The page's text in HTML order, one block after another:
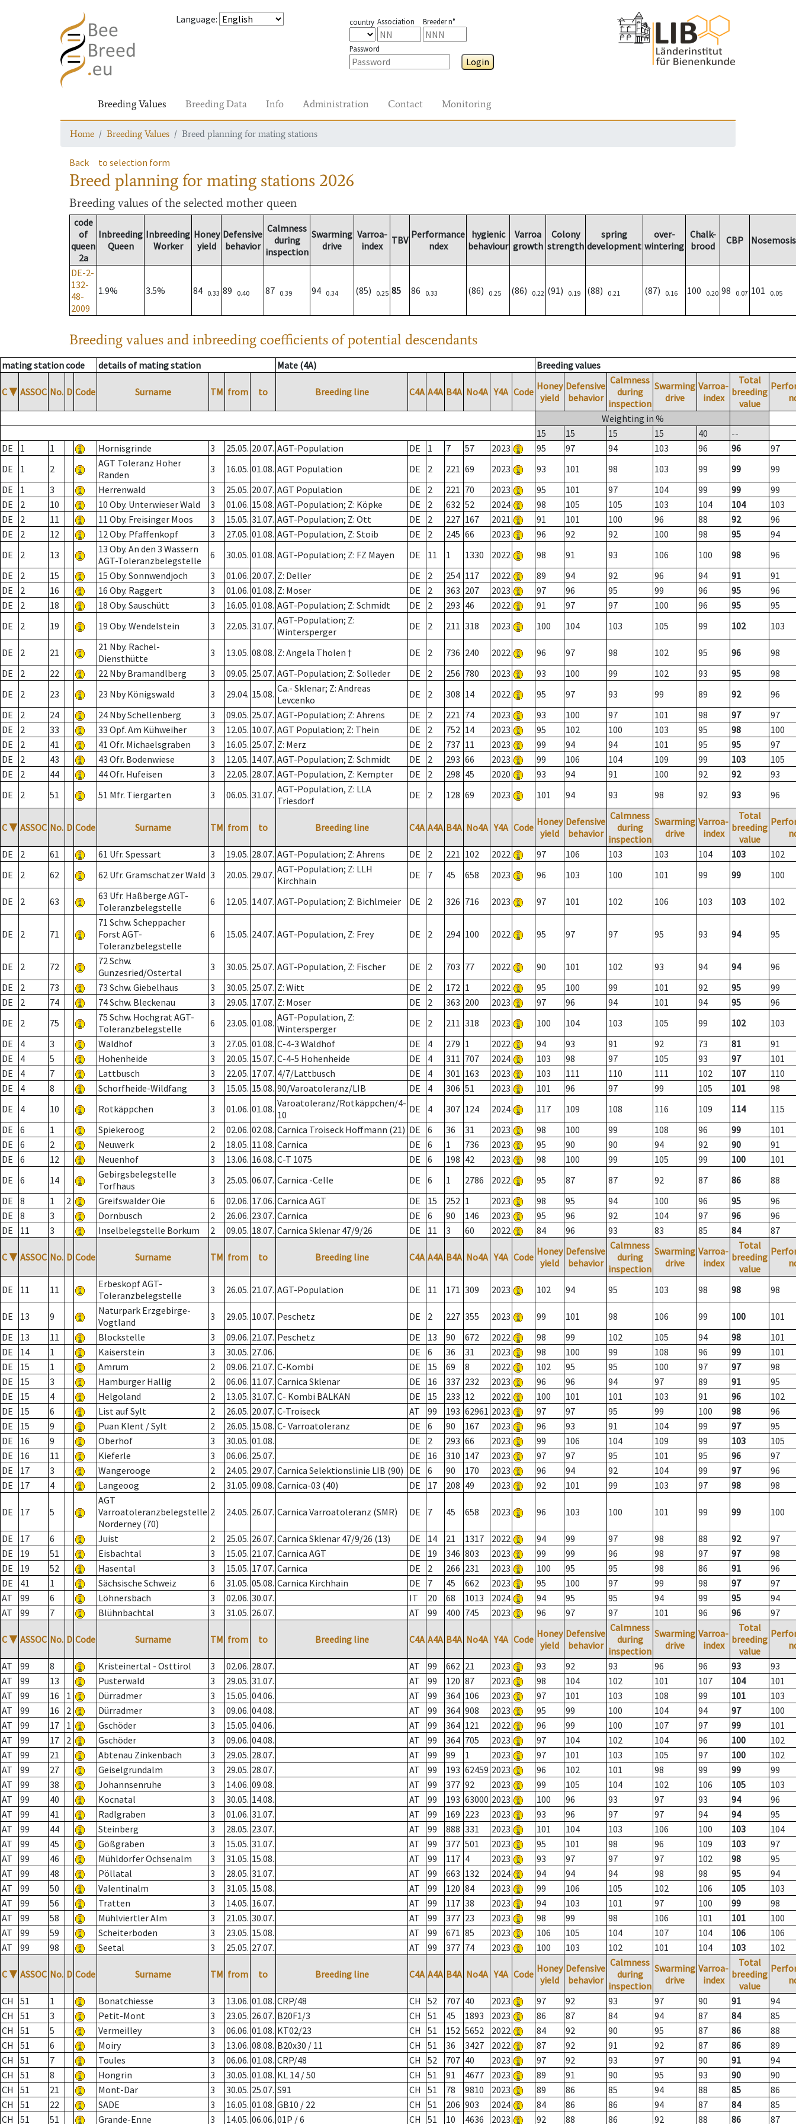
Language: country Association Breeder n°
Password
Login
Breeding Values Breeding Data Info Administration Contact Monitoring
Home Breeding Values Breed planning for mating stations
Back to selection form
Breed planning for mating stations 2026
Breeding values of the selected mother queen
code
of
queen
2a
Inbreeding
Queen
Inbreeding
Worker
Honey
yield
Defensive
behavior
Calmness
during
inspection
Swarming
drive
Varroa-
index
TBV Performance
ndex
hygienic
behaviour
Varroa
growth
Colony
strength
spring
development
over-
wintering
Chalk-
brood
CBP Nosemosis
DE-2-
132-
48-
2009
1.9% 3.5% 84 0.33 89 0.40 87 0.39 94 0.34 (85) 0.25 85 86 0.33 (86) 0.25 (86) 0.22 (91) 0.19 (88) 0.21 (87) 0.16 100 0.20 98 0.07 101 0.05
Breeding values and inbreeding coefficients of potential descendants
mating station code details of mating station Mate (4A) Breeding values
C ▼ ASSOC No. D Code Surname TM from to Breeding line C4A A4A B4A No4A Y4A Code Honey
yield
Defensive
behavior
Calmness
during
inspection
Swarming
drive
Varroa-
index
Total
breeding
value
Weighting in %
15
15 15 15 40
--
DE
1 1 Hornisgrinde 3 25.05. 20.07. AGT-Population DE 1 7 57 2023 95 97 94 103 96 96
97
DE
1 2
AGT Toleranz Hoher
Randen
3 16.05. 01.08. AGT Population DE 2 221 69 2023 93 101 98 103 99 99
99
DE
1 3 Herrenwald 3 25.05. 20.07. AGT Population DE 2 221 70 2023 95 101 97 104 99 99
99
DE
2 10 10 Oby. Unterwieser Wald 3 01.06. 15.08. AGT-Population; Z: Köpke DE 2 632 52 2024 98 105 105 103 104 104
103
DE
2 11 11 Oby. Freisinger Moos 3 15.05. 31.07. AGT-Population; Z: Ott DE 2 227 167 2021 91 101 100 96 88 92
96
DE
2 12 12 Oby. Pfaffenkopf 3 27.05. 01.08. AGT-Population, Z: Stoib DE 2 245 66 2023 96 92 92 100 98 95
94
DE
2 13
13 Oby. An den 3 Wassern
AGT-Toleranzbelegstelle
6 30.05. 01.08. AGT-Population; Z: FZ Mayen DE 11 1 1330 2022 98 91 93 106 100 98
96
DE
2 15 15 Oby. Sonnwendjoch 3 01.06. 20.07. Z: Deller DE 2 254 117 2022 89 94 92 96 94 91
91
DE
2 16 16 Oby. Raggert 3 01.06. 01.08. Z: Moser DE 2 363 207 2023 97 96 95 99 96 95
96
DE
2 18 18 Oby. Sauschütt 3 16.05. 01.08. AGT-Population; Z: Schmidt DE 2 293 46 2022 91 97 97 100 96 95
95
DE
2 19 19 Oby. Wendelstein 3 22.05. 31.07. AGT-Population; Z:
Wintersperger
DE 2 211 318 2023 100 104 103 105 99 102 103
DE 2 21
21 Nby. Rachel-
Diensthütte
3 13.05. 08.08. Z: Angela Tholen † DE 2 736 240 2022 96 97 98 102 95 96
98
DE
2 22 22 Nby Bramandlberg 3 09.05. 25.07. AGT-Population; Z: Solleder DE 2 256 780 2023 93 100 99 102 93 95
98
DE
2 23 23 Nby Königswald 3 29.04. 15.08. Ca.- Sklenar; Z: Andreas
Levcenko
DE 2 308 14 2022 95 97 93 99 89 92
96
DE
2 24 24 Nby Schellenberg 3 09.05. 25.07. AGT-Population; Z: Ahrens DE 2 221 74 2023 93 100 97 101 98 97
97
DE
2 33 33 Opf. Am Kühweiher 3 12.05. 10.07. AGT Population; Z: Thein DE 2 752 14 2023 95 102 100 103 95 98
100
DE
2 41 41 Ofr. Michaelsgraben 3 16.05. 25.07. Z: Merz DE 2 737 11 2023 99 94 94 101 95 95
97
DE
2 43 43 Ofr. Bodenwiese 3 12.05. 14.07. AGT-Population; Z: Schmidt DE 2 293 66 2023 99 106 104 109 99 103
105
DE
2 44 44 Ofr. Hufeisen 3 22.05. 28.07. AGT-Population, Z: Kempter DE 2 298 45 2020 93 94 91 100 92 92
93
DE
2 51 51 Mfr. Tiergarten 3 06.05. 31.07. AGT-Population, Z: LLA
Triesdorf
DE 2 128 69 2023 101 94 93 98 92 93 96
C ▼ ASSOC No. D Code Surname TM from to Breeding line C4A A4A B4A No4A Y4A Code Honey
yield
Defensive
behavior
Calmness
during
inspection
Swarming
drive
Varroa-
index
Total
breeding
value
DE
2 61 61 Ufr. Spessart 3 19.05. 28.07. AGT-Population; Z: Ahrens DE 2 221 102 2022 97 106 103 103 104 103
102
DE
2 62 62 Ufr. Gramschatzer Wald 3 20.05. 29.07. AGT-Population; Z: LLH
Kirchhain
DE 7 45 658 2023 96 103 100 101 99 99 100
DE 2 63
63 Ufr. Haßberge AGT-
Toleranzbelegstelle
6 12.05. 14.07. AGT-Population; Z: Bichlmeier DE 2 326 716 2023 97 101 102 106 103 103 102
DE 2 71
71 Schw. Scheppacher
Forst AGT-
Toleranzbelegstelle
6 15.05. 24.07. AGT-Population, Z: Frey DE 2 294 100 2022 95 97 97 95 93 94 95
DE 2 72
72 Schw.
Gunzesried/Ostertal
3 30.05. 25.07. AGT-Population, Z: Fischer DE 2 703 77 2022 90 101 102 93 94 94
96
DE
2 73 73 Schw. Giebelhaus 3 30.05. 25.07. Z: Witt DE 2 172 1 2022 95 100 99 101 92 95
99
DE
2 74 74 Schw. Bleckenau 3 29.05. 17.07. Z: Moser DE 2 363 200 2023 97 96 94 101 94 95
96
DE
2 75
75 Schw. Hochgrat AGT-
Toleranzbelegstelle
6 23.05. 01.08. AGT-Population, Z:
Wintersperger
DE 2 211 318 2023 100 104 103 105 99 102
103
DE
4 3 Waldhof 3 27.05. 01.08. C-4-3 Waldhof DE 4 279 1 2022 94 93 91 92 73 81
91
DE
4 5 Hohenheide 3 20.05. 15.07. C-4-5 Hohenheide DE 4 311 707 2024 103 98 97 105 93 97
101
DE
4 7 Lattbusch 3 22.05. 17.07. 4/7/Lattbusch DE 4 301 163 2023 103 111 110 111 102 107
110
DE
4 8 Schorfheide-Wildfang 3 15.05. 15.08. 90/Varoatoleranz/LIB DE 4 306 51 2023 101 96 97 99 105 101
98
DE
4 10 Rotkäppchen 3 01.06. 01.08. Varoatoleranz/Rotkäppchen/4-
10
DE 4 307 124 2024 117 109 108 116 109 114
115
DE
6 1 Spiekeroog 2 02.06. 02.08. Carnica Troiseck Hoffmann (21) DE 6 36 31 2023 98 100 99 108 96 99
101
DE
6 2 Neuwerk 2 18.05. 11.08. Carnica DE 6 1 736 2023 95 90 90 94 92 90
91
DE
6 12 Neuenhof 3 13.06. 16.08. C-T 1075 DE 6 198 42 2023 98 100 99 105 99 100
101
DE
6 14
Gebirgsbelegstelle
Torfhaus
3 25.05. 06.07. Carnica -Celle DE 6 1 2786 2022 95 87 87 92 87 86
88
DE
8 1 2 Greifswalder Oie 6 02.06. 17.06. Carnica AGT DE 15 252 1 2023 98 95 94 100 96 95
96
DE
8 3 Dornbusch 2 26.06. 23.07. Carnica DE 6 90 146 2023 95 96 92 104 97 96
96
DE
11 3 Inselbelegstelle Borkum 2 09.05. 18.07. Carnica Sklenar 47/9/26 DE 11 3 60 2022 84 96 93 83 85 84 87
C ▼ ASSOC No. D Code Surname TM from to Breeding line C4A A4A B4A No4A Y4A Code Honey
yield
Defensive
behavior
Calmness
during
inspection
Swarming
drive
Varroa-
index
Total
breeding
value
DE 11 11
Erbeskopf AGT-
Toleranzbelegstelle
3 26.05. 21.07. AGT-Population DE 11 171 309 2023 102 94 95 103 98 98 98
DE 13 9
Naturpark Erzgebirge-
Vogtland
3 29.05. 10.07. Peschetz DE 2 227 355 2023 99 101 98 106 99 100
101
DE
13 11 Blockstelle 3 09.06. 21.07. Peschetz DE 13 90 672 2022 98 99 102 105 94 98
101
DE
14 1 Kaiserstein 3 30.05. 27.06. DE 6 36 31 2023 98 100 99 108 96 99
101
DE
15 1 Amrum 2 09.06. 21.07. C-Kombi DE 15 69 8 2022 102 95 95 100 97 97
98
DE
15 3 Hamburger Hallig 2 06.06. 11.07. Carnica Sklenar DE 16 337 232 2023 96 96 94 97 89 91
95
DE
15 4 Helgoland 2 13.05. 31.07. C- Kombi BALKAN DE 15 233 12 2022 100 101 101 103 91 96
102
DE
15 6 List auf Sylt 2 26.05. 20.07. C-Troiseck AT 99 193 62961 2023 97 97 95 99 100 98
96
DE
15 9 Puan Klent / Sylt 2 26.05. 15.08. C- Varroatoleranz DE 6 90 167 2023 96 93 91 104 99 97
95
DE
16 9 Oberhof 3 30.05. 01.08. DE 2 293 66 2023 99 106 104 109 99 103
105
DE
16 11 Kieferle 3 06.06. 25.07. DE 16 310 147 2023 97 97 95 101 95 96
97
DE
17 3 Wangerooge 2 24.05. 29.07. Carnica Selektionslinie LIB (90) DE 6 90 170 2023 96 94 92 104 99 97
96
DE
17 4 Langeoog 2 31.05. 09.08. Carnica-03 (40) DE 17 208 49 2023 92 101 99 103 97 98 98
DE 17 5
AGT
Varroatoleranzbelegstelle
Norderney (70)
2 24.05. 26.07. Carnica Varroatoleranz (SMR) DE 7 45 658 2023 96 103 100 101 99 99 100
DE 17 6 Juist 2 25.05. 26.07. Carnica Sklenar 47/9/26 (13) DE 14 21 1317 2022 94 99 97 98 88 92
97
DE
19 51 Eisbachtal 3 15.05. 21.07. Carnica AGT DE 19 346 803 2023 99 99 96 98 97 97
98
DE
19 52 Hasental 3 15.05. 17.07. Carnica DE 2 266 231 2023 100 95 95 98 86 91
96
DE
41 1 Sächsische Schweiz 6 31.05. 05.08. Carnica Kirchhain DE 7 45 662 2023 95 100 97 99 98 97
97
AT
99 6 Löhnersbach 3 02.06. 30.07. IT 20 68 1013 2024 94 95 95 94 99 95
94
AT
99 7 Blühnbachtal 3 31.05. 26.07. AT 99 400 745 2023 96 97 97 101 96 96 97
C ▼ ASSOC No. D Code Surname TM from to Breeding line C4A A4A B4A No4A Y4A Code Honey
yield
Defensive
behavior
Calmness
during
inspection
Swarming
drive
Varroa-
index
Total
breeding
value
AT
99 8 Kristeinertal - Osttirol 3 02.06. 28.07. AT 99 662 21 2023 93 92 93 96 96 93
93
AT
99 13 Pusterwald 3 29.05. 31.07. AT 99 120 87 2023 98 104 102 101 107 104
101
AT
99 16 1 Dürradmer 3 15.05. 04.06. AT 99 364 106 2023 97 101 103 108 99 101
103
AT
99 16 2 Dürradmer 3 09.06. 04.08. AT 99 364 908 2023 95 99 100 104 94 97
100
AT
99 17 1 Gschöder 3 15.05. 04.06. AT 99 364 121 2022 96 99 100 107 97 99
101
AT
99 17 2 Gschöder 3 09.06. 04.08. AT 99 364 705 2023 97 104 102 104 96 100
102
AT
99 21 Abtenau Zinkenbach 3 29.05. 28.07. AT 99 99 1 2023 97 101 103 105 97 100
102
AT
99 27 Geiselgrundalm 3 29.05. 28.07. AT 99 193 62459 2023 96 102 101 98 99 99
99
AT
99 38 Johannsenruhe 3 14.06. 09.08. AT 99 377 92 2023 99 105 104 102 106 105
103
AT
99 40 Kocnatal 3 30.05. 14.08. AT 99 193 63000 2023 100 96 93 97 93 94
96
AT
99 41 Radlgraben 3 01.06. 31.07. AT 99 169 223 2023 93 96 97 97 94 94
95
AT
99 44 Steinberg 3 28.05. 23.07. AT 99 888 331 2023 101 104 103 106 100 103
104
AT
99 45 Gößgraben 3 15.05. 31.07. AT 99 377 501 2023 95 101 98 96 109 103
97
AT
99 46 Mühldorfer Ochsenalm 3 31.05. 15.08. AT 99 117 4 2023 93 97 97 97 102 98
95
AT
99 48 Pöllatal 3 28.05. 31.07. AT 99 663 132 2024 94 94 94 98 98 95
94
AT
99 50 Valentinalm 3 31.05. 15.08. AT 99 120 84 2023 99 106 105 102 106 105
103
AT
99 56 Tratten 3 14.05. 16.07. AT 99 117 38 2023 94 103 101 97 100 99
98
AT
99 58 Mühlviertler Alm 3 21.05. 30.07. AT 99 377 23 2023 98 99 98 106 101 101
100
AT
99 59 Scheiterboden 3 23.05. 15.08. AT 99 671 85 2023 106 105 104 107 104 106
106
AT
99 98 Seetal 3 25.05. 27.07. AT 99 377 74 2023 100 103 102 101 104 103 102
C ▼ ASSOC No. D Code Surname TM from to Breeding line C4A A4A B4A No4A Y4A Code Honey
yield
Defensive
behavior
Calmness
during
inspection
Swarming
drive
Varroa-
index
Total
breeding
value
CH
51 1 Bonatchiesse 3 13.06. 01.08. CRP/48 CH 52 707 40 2023 97 92 93 97 90 91
94
CH
51 3 Petit-Mont 3 23.05. 26.07. B20F1/3 CH 51 45 1893 2023 86 87 84 94 87 84
85
CH
51 5 Vermeilley 3 06.06. 01.08. KT02/23 CH 51 152 5652 2022 84 92 90 95 87 86
88
CH
51 6 Moiry 3 13.06. 08.08. B20x30 / 11 CH 51 36 3427 2022 87 92 91 92 87 86
89
CH
51 7 Toules 3 06.06. 01.08. CRP/48 CH 52 707 40 2023 97 92 93 97 90 91
94
CH
51 8 Hongrin 3 30.05. 01.08. KL 14 / 50 CH 51 91 4677 2023 89 91 90 95 93 90
90
CH
51 21 Mont-Dar 3 30.05. 25.07. S91 CH 51 78 9810 2023 89 86 85 94 88 85
86
CH
51 22 SADE 3 16.05. 01.08. GB10 / 22 CH 51 206 903 2024 84 86 86 94 87 84
85
CH
51 51 Grande-Enne 3 14.05. 06.06. 01P / 6 CH 51 10 4636 2023 92 88 86 92 88 86 87